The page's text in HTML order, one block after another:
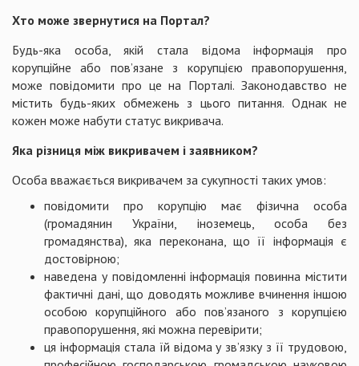
Хто може звернутися на Портал?
Будь-яка особа, якій стала відома інформація про
корупційне або пов’язане з корупцією правопорушення,
може повідомити про це на Порталі. Законодавство не
містить будь-яких обмежень з цього питання. Однак не
кожен може набути статус викривача.
Яка різниця між викривачем і заявником?
Особа вважається викривачем за сукупності таких умов:
повідомити про корупцію має фізична особа
(громадянин України, іноземець, особа без
громадянства), яка переконана, що її інформація є
достовірною;
наведена у повідомленні інформація повинна містити
фактичні дані, що доводять можливе вчинення іншою
особою корупційного або пов’язаного з корупцією
правопорушення, які можна перевірити;
ця інформація стала їй відома у зв’язку з її трудовою,